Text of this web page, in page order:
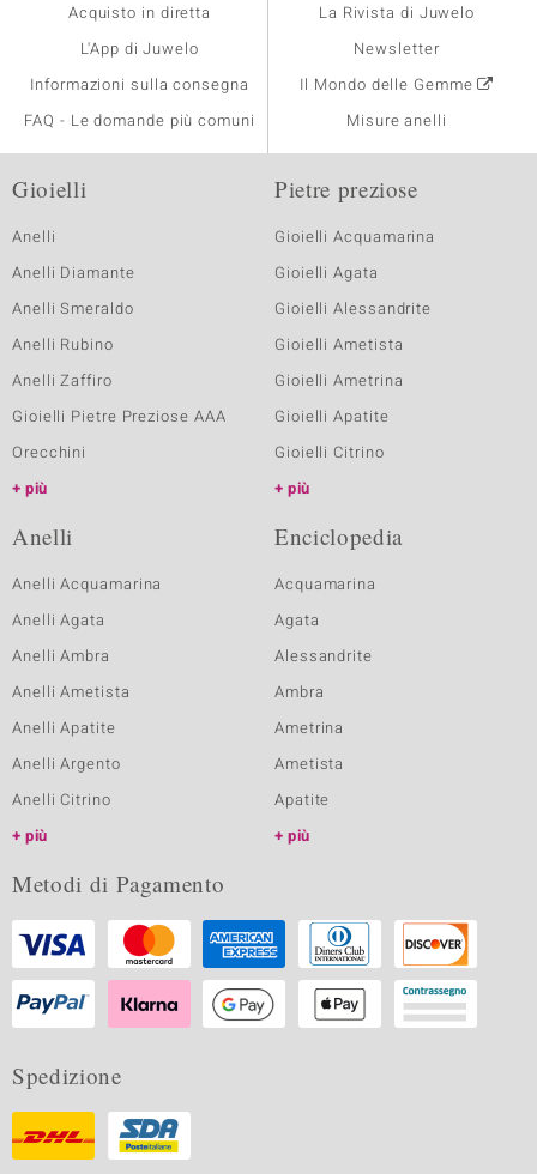
Acquisto in diretta
L'App di Juwelo
Informazioni sulla consegna
FAQ - Le domande più comuni
La Rivista di Juwelo
Newsletter
Il Mondo delle Gemme
Misure anelli
Gioielli
Anelli
Anelli Diamante
Anelli Smeraldo
Anelli Rubino
Anelli Zaffiro
Gioielli Pietre Preziose AAA
Orecchini
più
Pietre preziose
Gioielli Acquamarina
Gioielli Agata
Gioielli Alessandrite
Gioielli Ametista
Gioielli Ametrina
Gioielli Apatite
Gioielli Citrino
più
Anelli
Anelli Acquamarina
Anelli Agata
Anelli Ambra
Anelli Ametista
Anelli Apatite
Anelli Argento
Anelli Citrino
più
Enciclopedia
Acquamarina
Agata
Alessandrite
Ambra
Ametrina
Ametista
Apatite
più
Metodi di Pagamento
Spedizione